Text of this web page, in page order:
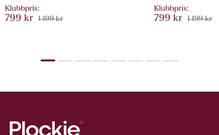
799 kr 1 199 kr 799 kr 1 199 kr